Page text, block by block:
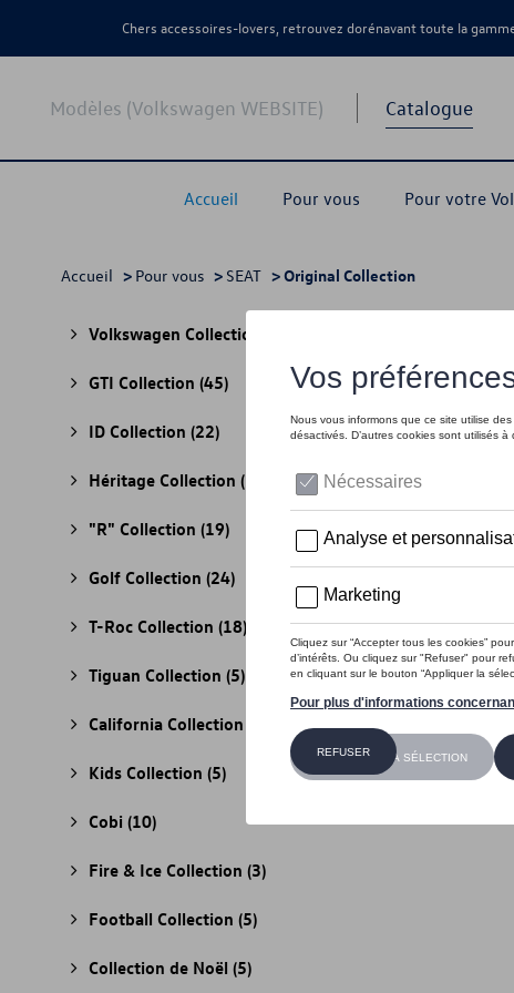
Chers accessoires-lovers, retrouvez dorénavant toute la
Modèles (Volkswagen WEBSITE) Catalogue
Accueil Pour vous Pour votre
Accueil > Pour vous > SEAT > Original Collection
Volkswagen Collection
GTI Collection (45)
ID Collection (22)
Héritage Collection (13)
"R" Collection (19)
Golf Collection (24)
T-Roc Collection (18)
Tiguan Collection (5)
California Collection
Kids Collection (5)
Cobi (10)
Fire & Ice Collection (3)
Football Collection (5)
Collection de Noël (5)